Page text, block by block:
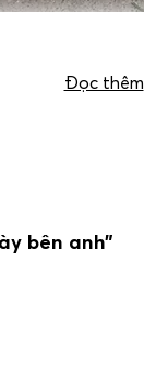
Đọc thêm
bên anh”